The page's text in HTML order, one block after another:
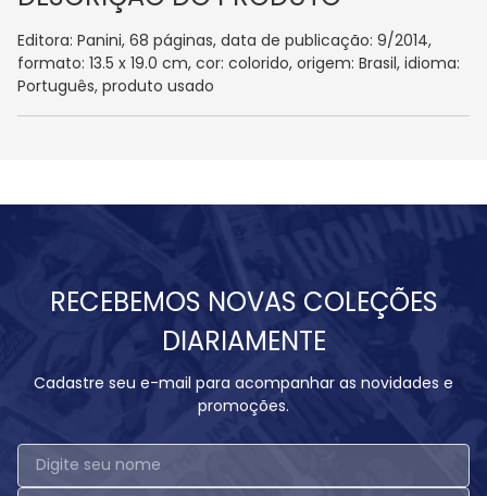
Editora: Panini, 68 páginas, data de publicação: 9/2014,
formato: 13.5 x 19.0 cm, cor: colorido, origem: Brasil, idioma:
Português, produto usado
RECEBEMOS NOVAS COLEÇÕES
DIARIAMENTE
Cadastre seu e-mail para acompanhar as novidades e
promoções.